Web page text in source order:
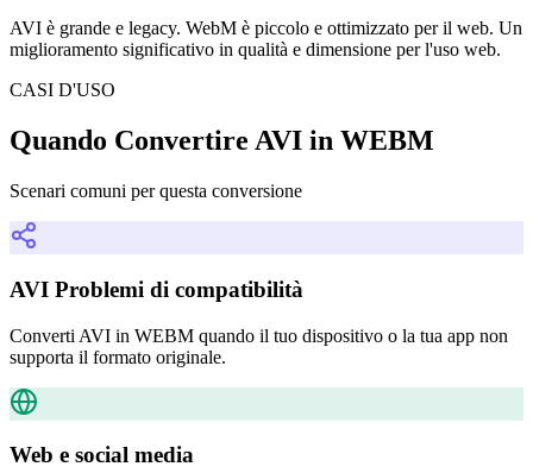
AVI è grande e legacy. WebM è piccolo e ottimizzato per il web. Un
miglioramento significativo in qualità e dimensione per l'uso web.
CASI D'USO
Quando Convertire AVI in WEBM
Scenari comuni per questa conversione
AVI Problemi di compatibilità
Converti AVI in WEBM quando il tuo dispositivo o la tua app non
supporta il formato originale.
Web e social media